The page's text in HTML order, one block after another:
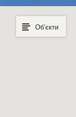
Об’єкти